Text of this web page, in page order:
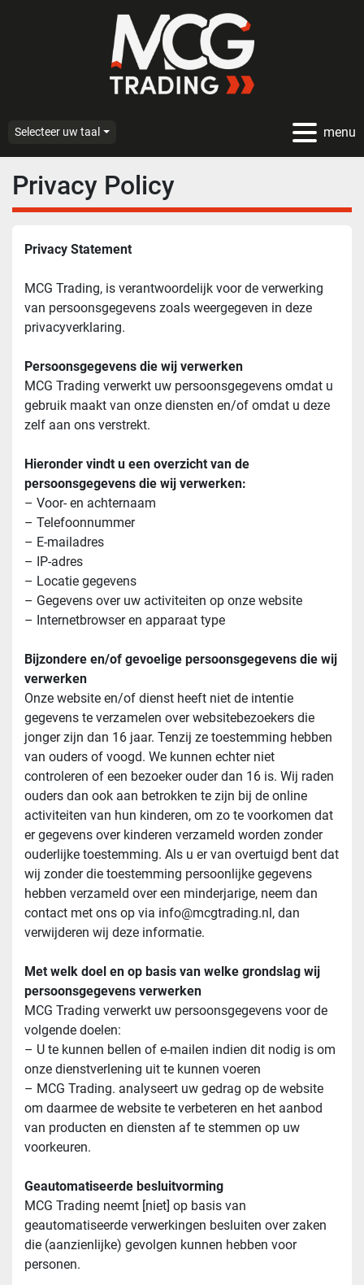
menu
Selecteer uw taal
Privacy Policy
Privacy Statement
MCG Trading, is verantwoordelijk voor de verwerking
van persoonsgegevens zoals weergegeven in deze
privacyverklaring.
Persoonsgegevens die wij verwerken
MCG Trading verwerkt uw persoonsgegevens omdat u
gebruik maakt van onze diensten en/of omdat u deze
zelf aan ons verstrekt.
Hieronder vindt u een overzicht van de
persoonsgegevens die wij verwerken:
– Voor- en achternaam
– Telefoonnummer
– E-mailadres
– IP-adres
– Locatie gegevens
– Gegevens over uw activiteiten op onze website
– Internetbrowser en apparaat type
Bijzondere en/of gevoelige persoonsgegevens die wij
verwerken
Onze website en/of dienst heeft niet de intentie
gegevens te verzamelen over websitebezoekers die
jonger zijn dan 16 jaar. Tenzij ze toestemming hebben
van ouders of voogd. We kunnen echter niet
controleren of een bezoeker ouder dan 16 is. Wij raden
ouders dan ook aan betrokken te zijn bij de online
activiteiten van hun kinderen, om zo te voorkomen dat
er gegevens over kinderen verzameld worden zonder
ouderlijke toestemming. Als u er van overtuigd bent dat
wij zonder die toestemming persoonlijke gegevens
hebben verzameld over een minderjarige, neem dan
contact met ons op via info@mcgtrading.nl, dan
verwijderen wij deze informatie.
Met welk doel en op basis van welke grondslag wij
persoonsgegevens verwerken
MCG Trading verwerkt uw persoonsgegevens voor de
volgende doelen:
– U te kunnen bellen of e-mailen indien dit nodig is om
onze dienstverlening uit te kunnen voeren
– MCG Trading. analyseert uw gedrag op de website
om daarmee de website te verbeteren en het aanbod
van producten en diensten af te stemmen op uw
voorkeuren.
Geautomatiseerde besluitvorming
MCG Trading neemt [niet] op basis van
geautomatiseerde verwerkingen besluiten over zaken
die (aanzienlijke) gevolgen kunnen hebben voor
personen.